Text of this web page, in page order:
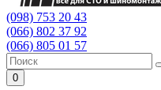
(098) 753 20 43
(066) 802 37 92
(066) 805 01 57
0